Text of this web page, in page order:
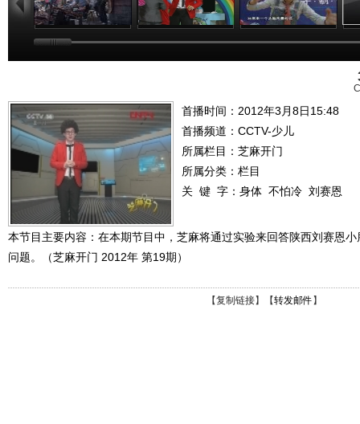
首播时间：2012年3月8日15:48
首播频道： CCTV-少儿
所属栏目： 芝麻开门
所属分类：栏目
关 键 字： 身体 不怕冷 刘赛恩
本节目主要内容：在本期节目中，芝麻将通过实验来回答陕西刘赛恩小
问题。（芝麻开门 2012年 第19期）
【复制链接】【转发邮件 】